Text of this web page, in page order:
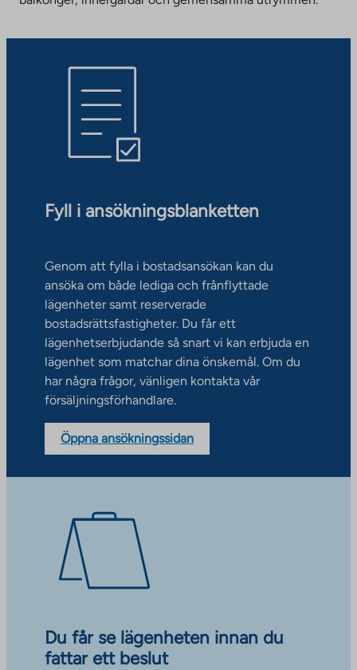
Fyll i ansökningsblanketten
Genom att fylla i bostadsansökan kan du
ansöka om både lediga och frånflyttade
lägenheter samt reserverade
bostadsrättsfastigheter. Du får ett
lägenhetserbjudande så snart vi kan erbjuda en
lägenhet som matchar dina önskemål. Om du
har några frågor, vänligen kontakta vår
försäljningsförhandlare.
Öppna ansökningssidan
Du får se lägenheten innan du
fattar ett beslut